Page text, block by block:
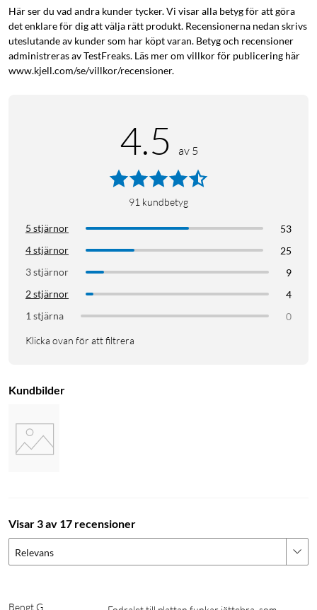
Här ser du vad andra kunder tycker. Vi visar alla betyg för att göra
det enklare för dig att välja rätt produkt. Recensionerna nedan skrivs
uteslutande av kunder som har köpt varan. Betyg och recensioner
administreras av TestFreaks. Läs mer om villkor för publicering här
www.kjell.com/se/villkor/recensioner.
4.5 av 5
91 kundbetyg
5 stjärnor
53
4 stjärnor
25
3 stjärnor
9
2 stjärnor
4
1 stjärna
0
Klicka ovan för att filtrera
Kundbilder
Visar 3 av 17 recensioner
Relevans
Bengt G